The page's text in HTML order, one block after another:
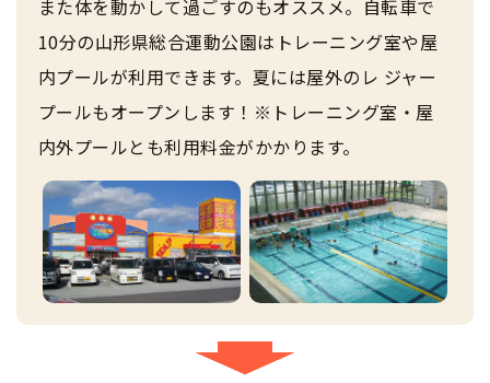
また体を動かして過ごすのもオススメ。自転車で
10分の山形県総合運動公園はトレーニング室や屋
内プールが利用できます。夏には屋外のレ ジャー
プールもオープンします！※トレーニング室・屋
内外プールとも利用料金がかかります。